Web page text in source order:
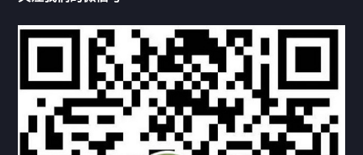
机构链接
联系方式 关于我们
下载与支持
资料下载 视频中心
常见问题